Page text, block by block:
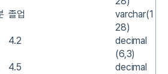
졸업
varchar(1
28)
4.2
decimal
(6,3)
4.5
decimal